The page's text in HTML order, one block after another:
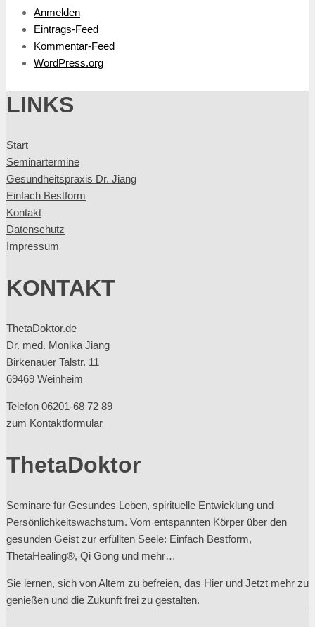
Anmelden
Eintrags-Feed
Kommentar-Feed
WordPress.org
LINKS
Start
Seminartermine
Gesundheitspraxis Dr. Jiang
Einfach Bestform
Kontakt
Datenschutz
Impressum
KONTAKT
ThetaDoktor.de
Dr. med. Monika Jiang
Birkenauer Talstr. 11
69469 Weinheim
Telefon 06201-68 72 89
zum Kontaktformular
ThetaDoktor
Seminare für Gesundes Leben, spirituelle Entwicklung und
Persönlichkeitswachstum. Vom entspannten Körper über den
gesunden Geist zur erfüllten Seele: Einfach Bestform,
ThetaHealing®, Qi Gong und mehr…
Sie lernen, sich von Altem zu befreien, das Hier und Jetzt mehr zu
genießen und die Zukunft frei zu gestalten.